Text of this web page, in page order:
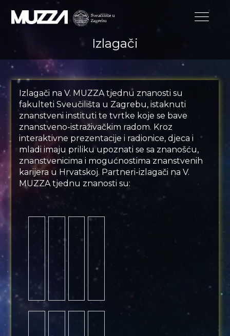
Izlagači
Izlagači na V. MUZZA tjednu znanosti su
fakulteti Sveučilišta u Zagrebu, istaknuti
znanstveni instituti te tvrtke koje se bave
znanstveno-istraživačkim radom. Kroz
interaktivne prezentacije i radionice, djeca i
mladi imaju priliku upoznati se sa znanošću,
znanstvenicima i mogućnostima znanstvenih
karijera u Hrvatskoj. Partneri-izlagači na V.
MUZZA tjednu znanosti su: